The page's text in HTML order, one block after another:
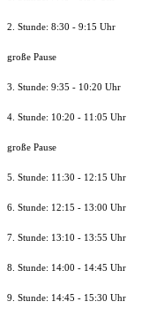
2. Stunde: 8:30 - 9:15 Uhr
große Pause
3. Stunde: 9:35 - 10:20 Uhr
4. Stunde: 10:20 - 11:05 Uhr
große Pause
5. Stunde: 11:30 - 12:15 Uhr
6. Stunde: 12:15 - 13:00 Uhr
7. Stunde: 13:10 - 13:55 Uhr
8. Stunde: 14:00 - 14:45 Uhr
9. Stunde: 14:45 - 15:30 Uhr